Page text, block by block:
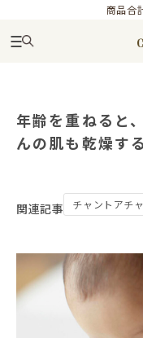
商品合
年齢を重ねると
んの肌も乾燥す
関連記事 チャントアチ